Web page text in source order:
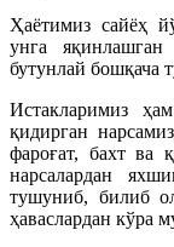
Ҳаётимиз сайёҳ
унга
бутунлай бошқача
Истакларимиз
қидирган
фароғат, бахт ва
нарсалардан
тушуниб, билиб
ҳаваслардан кўра